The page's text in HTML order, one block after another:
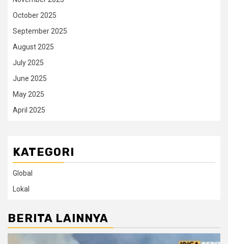
October 2025
September 2025
August 2025
July 2025
June 2025
May 2025
April 2025
KATEGORI
Global
Lokal
BERITA LAINNYA